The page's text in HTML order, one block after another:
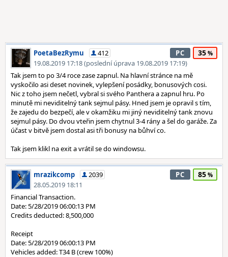
PoetaBezRymu
412
19.08.2019 17:18 (poslední úprava 19.08.2019 17:19)
PC 35
Tak jsem to po 3/4 roce zase zapnul. Na hlavní stránce na mě
vyskočilo asi deset novinek, vylepšení posádky, bonusových cosi.
Nic z toho jsem nečetl, vybral si svého Panthera a zapnul hru. Po
minutě mi neviditelný tank sejmul pásy. Hned jsem je opravil s tím,
že zajedu do bezpečí, ale v okamžiku mi jiný neviditelný tank znovu
sejmul pásy. Do dvou vteřin jsem chytnul 3-4 rány a šel do garáže. Za
účast v bitvě jsem dostal asi tři bonusy na bůhví co.
Tak jsem klikl na exit a vrátil se do windowsu.
mrazikcomp
2039
28.05.2019 18:11
PC 85
Financial Transaction.
Date: 5/28/2019 06:00:13 PM
Credits deducted: 8,500,000
Receipt
Date: 5/28/2019 06:00:13 PM
Vehicles added: T34 B (crew 100%)